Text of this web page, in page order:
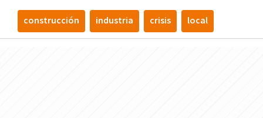
construcción industria crisis local